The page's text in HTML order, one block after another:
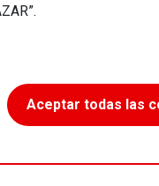
Aceptar todas las